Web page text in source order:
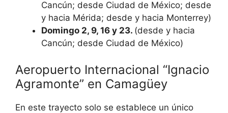
Cancún; desde Ciudad de México; desde
y hacia Mérida; desde y hacia Monterrey)
Domingo 2, 9, 16 y 23. (desde y hacia
Cancún; desde Ciudad de México)
Aeropuerto Internacional “Ignacio
Agramonte” en Camagüey
En este trayecto solo se establece un único